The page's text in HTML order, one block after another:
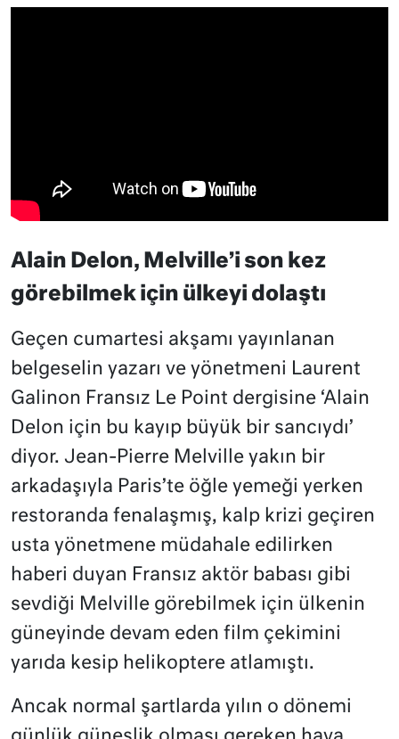
Alain Delon, Melville’i son kez
görebilmek için ülkeyi dolaştı
Geçen cumartesi akşamı yayınlanan
belgeselin yazarı ve yönetmeni Laurent
Galinon Fransız Le Point dergisine ‘Alain
Delon için bu kayıp büyük bir sancıydı’
diyor. Jean-Pierre Melville yakın bir
arkadaşıyla Paris’te öğle yemeği yerken
restoranda fenalaşmış, kalp krizi geçiren
usta yönetmene müdahale edilirken
haberi duyan Fransız aktör babası gibi
sevdiği Melville görebilmek için ülkenin
güneyinde devam eden film çekimini
yarıda kesip helikoptere atlamıştı.
Ancak normal şartlarda yılın o dönemi